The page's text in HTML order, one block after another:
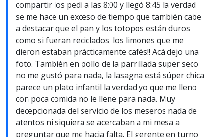
compartir los pedí a las 8:00 y llegó 8:45 la verdad
se me hace un exceso de tiempo que también cabe
a destacar que el pan y los totopos están duros
como si fueran reciclados, los limones que me
dieron estaban prácticamente cafés!! Acá dejo una
foto. También en pollo de la parrillada super seco
no me gustó para nada, la lasagna está súper chica
parece un plato infantil la verdad yo que me lleno
con poca comida no le llene para nada. Muy
decepcionada del servicio de los meseros nada de
atentos ni siquiera se acercaban a mi mesa a
preguntar que me hacia falta. El gerente en turno